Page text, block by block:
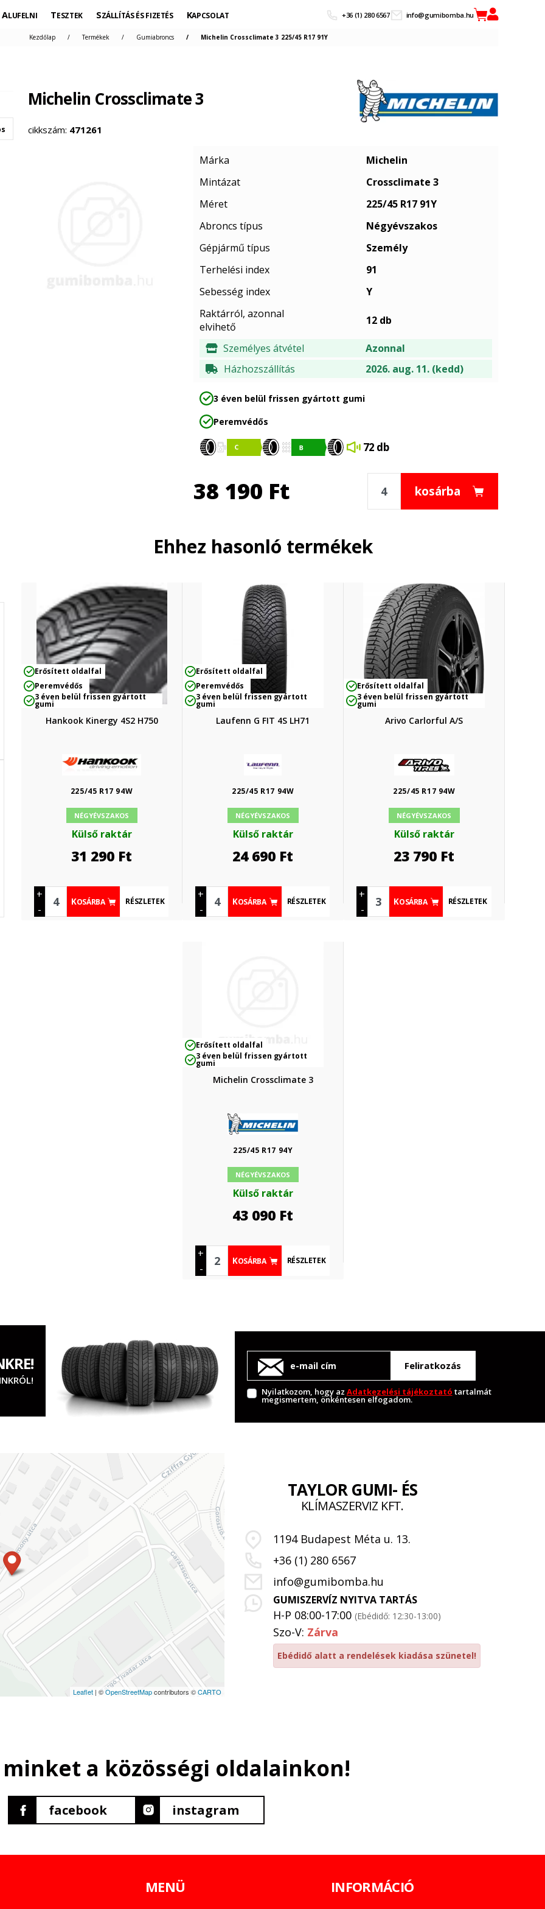
ALUFELNI TESZTEK SZÁLLÍTÁS ÉS FIZETÉS KAPCSOLAT +36 (1) 280 6567 info@gumibomba.hu
Kezdőlap Termékek Gumiabroncs Michelin Crossclimate 3 225/45 R17 91Y
Michelin Crossclimate 3
cikkszám: 471261
Márka
Michelin
Mintázat
Crossclimate 3
Méret
225/45 R17 91Y
Abroncs típus
Négyévszakos
Gépjármű típus
Személy
Terhelési index
91
Sebesség index
Y
Raktárról, azonnal
elvihető
12 db
Személyes átvétel
Azonnal
Házhozszállítás
2026. aug. 11. (kedd)
3 éven belül frissen gyártott gumi
Peremvédős
72 db
38 190 Ft kosárba
Ehhez hasonló termékek
Erősített oldalfal
Peremvédős
3 éven belül frissen gyártott
gumi
Hankook Kinergy 4S2 H750
225/45 R17 94W
NÉGYÉVSZAKOS
Külső raktár
31 290 Ft
+
-
KOSÁRBA RÉSZLETEK
Erősített oldalfal
Peremvédős
3 éven belül frissen gyártott
gumi
Laufenn G FIT 4S LH71
225/45 R17 94W
NÉGYÉVSZAKOS
Külső raktár
24 690 Ft
+
-
KOSÁRBA RÉSZLETEK
Erősített oldalfal
3 éven belül frissen gyártott
gumi
Arivo Carlorful A/S
225/45 R17 94W
NÉGYÉVSZAKOS
Külső raktár
23 790 Ft
+
-
KOSÁRBA RÉSZLETEK
Erősített oldalfal
3 éven belül frissen gyártott
gumi
Michelin Crossclimate 3
225/45 R17 94Y
NÉGYÉVSZAKOS
Külső raktár
43 090 Ft
+
-
KOSÁRBA RÉSZLETEK
Feliratkozás
Nyilatkozom, hogy az Adatkezelési tájékoztató tartalmát
megismertem, önkéntesen elfogadom.
Leaflet | ©OpenStreetMapcontributors ©CARTO
TAYLOR GUMI- ÉS
KLÍMASZERVIZ KFT.
1194 Budapest Méta u. 13.
+36 (1) 280 6567
info@gumibomba.hu
GUMISZERVÍZ NYITVA TARTÁS
H-P 08:00-17:00 (Ebédidő: 12:30-13:00)
Szo-V: Zárva
Ebédidő alatt a rendelések kiadása szünetel!
minket a közösségi oldalainkon!
facebook instagram
MENÜ INFORMÁCIÓ